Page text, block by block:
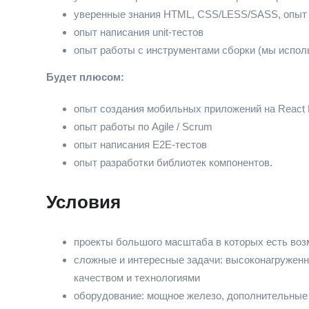
уверенные знания HTML, CSS/LESS/SASS, опыт
опыт написания unit-тестов
опыт работы с инструментами сборки (мы
Будет плюсом:
опыт создания мобильных приложений на React
опыт работы по Agile / Scrum
опыт написания E2E-тестов
опыт разработки библиотек компонентов.
Условия
проекты большого масштаба в которых есть
сложные и интересные задачи:
качеством и технологиями
оборудование: мощное железо,